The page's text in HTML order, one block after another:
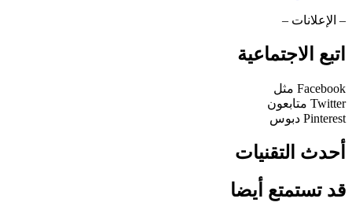
– الإعلانات –
اتبع الاجتماعية
Facebook مثل
Twitter متابعون
Pinterest دبوس
أحدث التقنيات
قد تستمتع أيضا